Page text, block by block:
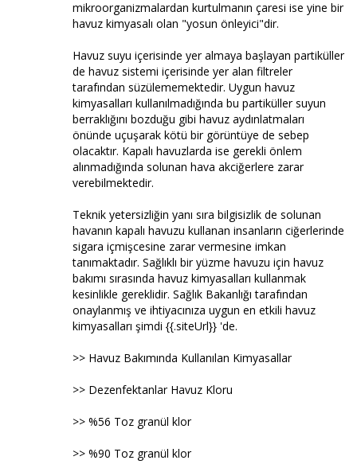
mikroorganizmalardan kurtulmanın çaresi ise yine bir
havuz kimyasalı olan "yosun önleyici"dir.
Havuz suyu içerisinde yer almaya başlayan partiküller
de havuz sistemi içerisinde yer alan filtreler
tarafından süzülememektedir. Uygun havuz
kimyasalları kullanılmadığında bu partiküller suyun
berraklığını bozduğu gibi havuz aydınlatmaları
önünde uçuşarak kötü bir görüntüye de sebep
olacaktır. Kapalı havuzlarda ise gerekli önlem
alınmadığında solunan hava akciğerlere zarar
verebilmektedir.
Teknik yetersizliğin yanı sıra bilgisizlik de solunan
havanın kapalı havuzu kullanan insanların ciğerlerinde
sigara içmişcesine zarar vermesine imkan
tanımaktadır. Sağlıklı bir yüzme havuzu için havuz
bakımı sırasında havuz kimyasalları kullanmak
kesinlikle gereklidir. Sağlık Bakanlığı tarafından
onaylanmış ve ihtiyacınıza uygun en etkili havuz
kimyasalları şimdi {{.siteUrl}} 'de.
>> Havuz Bakımında Kullanılan Kimyasallar
>> Dezenfektanlar Havuz Kloru
>> %56 Toz granül klor
>> %90 Toz granül klor